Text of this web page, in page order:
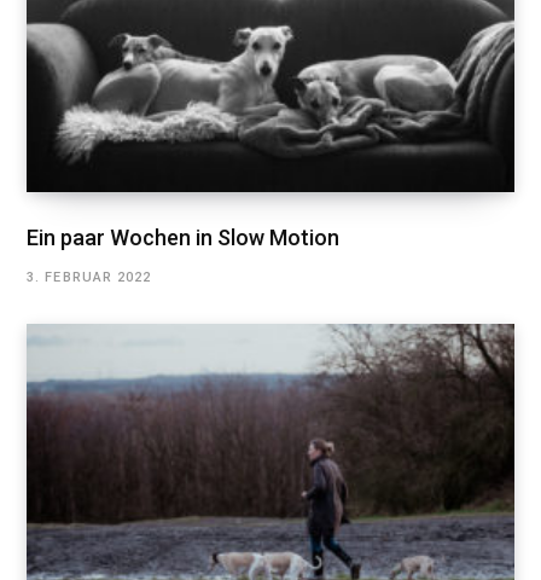
Ein paar Wochen in Slow Motion
3. FEBRUAR 2022